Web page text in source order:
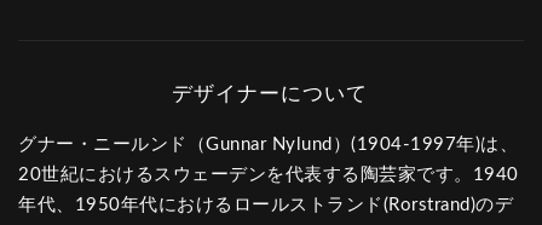
グナー・ニールンド（Gunnar Nylund）(1904-1997年)は、
20世紀におけるスウェーデンを代表する陶芸家です。1940
年代、1950年代におけるロールストランド(Rorstrand)のデ